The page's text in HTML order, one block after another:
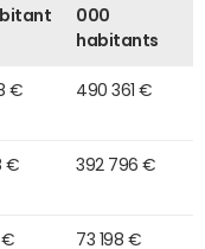
000
habitants
€ 490 361 €
€ 392 796 €
€ 73 198 €